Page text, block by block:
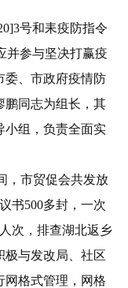
号和耒疫防指令
并参与坚决打赢疫
委、市政府疫情防
鹏同志为组长，其
小组，负责全面实
，市贸促会共发放
书500多封，一次
次，排查湖北返乡
极与发改局、社区
网格式管理，网格